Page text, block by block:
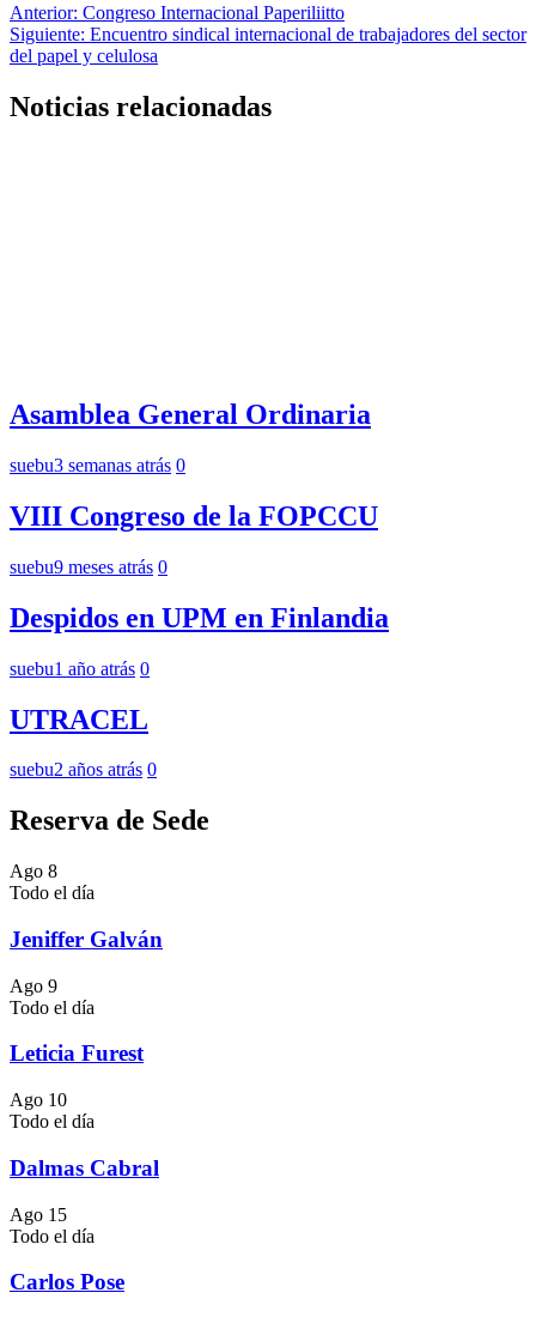
Anterior: Congreso Internacional Paperiliitto
Siguiente: Encuentro sindical internacional de trabajadores del sector
del papel y celulosa
Noticias relacionadas
Asamblea General Ordinaria
suebu3 semanas atrás 0
VIII Congreso de la FOPCCU
suebu9 meses atrás 0
Despidos en UPM en Finlandia
suebu1 año atrás 0
UTRACEL
suebu2 años atrás 0
Reserva de Sede
Ago 8
Todo el día
Jeniffer Galván
Ago 9
Todo el día
Leticia Furest
Ago 10
Todo el día
Dalmas Cabral
Ago 15
Todo el día
Carlos Pose